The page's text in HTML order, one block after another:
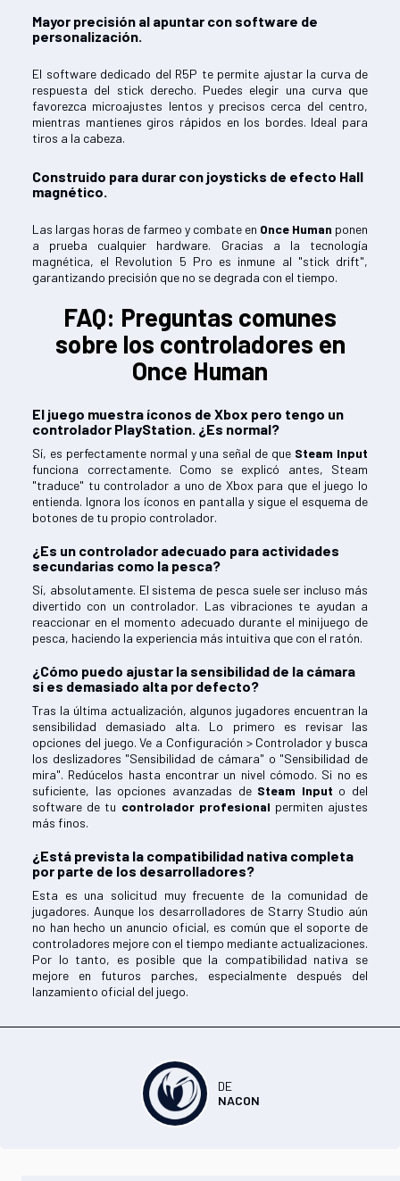
Mayor precisión al apuntar con software de
personalización.
El software dedicado del R5P te permite ajustar la curva de
respuesta del stick derecho. Puedes elegir una curva que
favorezca microajustes lentos y precisos cerca del centro,
mientras mantienes giros rápidos en los bordes. Ideal para
tiros a la cabeza.
Construido para durar con joysticks de efecto Hall
magnético.
Las largas horas de farmeo y combate en Once Human ponen
a prueba cualquier hardware. Gracias a la tecnología
magnética, el Revolution 5 Pro es inmune al "stick drift",
garantizando precisión que no se degrada con el tiempo.
FAQ: Preguntas comunes
sobre los controladores en
Once Human
El juego muestra íconos de Xbox pero tengo un
controlador PlayStation. ¿Es normal?
Sí, es perfectamente normal y una señal de que Steam Input
funciona correctamente. Como se explicó antes, Steam
"traduce" tu controlador a uno de Xbox para que el juego lo
entienda. Ignora los íconos en pantalla y sigue el esquema de
botones de tu propio controlador.
¿Es un controlador adecuado para actividades
secundarias como la pesca?
Sí, absolutamente. El sistema de pesca suele ser incluso más
divertido con un controlador. Las vibraciones te ayudan a
reaccionar en el momento adecuado durante el minijuego de
pesca, haciendo la experiencia más intuitiva que con el ratón.
¿Cómo puedo ajustar la sensibilidad de la cámara
si es demasiado alta por defecto?
Tras la última actualización, algunos jugadores encuentran la
sensibilidad demasiado alta. Lo primero es revisar las
opciones del juego. Ve a Configuración > Controlador y busca
los deslizadores "Sensibilidad de cámara" o "Sensibilidad de
mira". Redúcelos hasta encontrar un nivel cómodo. Si no es
suficiente, las opciones avanzadas de Steam Input o del
software de tu controlador profesional permiten ajustes
más finos.
¿Está prevista la compatibilidad nativa completa
por parte de los desarrolladores?
Esta es una solicitud muy frecuente de la comunidad de
jugadores. Aunque los desarrolladores de Starry Studio aún
no han hecho un anuncio oficial, es común que el soporte de
controladores mejore con el tiempo mediante actualizaciones.
Por lo tanto, es posible que la compatibilidad nativa se
mejore en futuros parches, especialmente después del
lanzamiento oficial del juego.
DE
NACON